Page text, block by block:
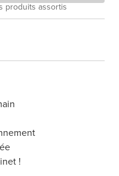
produits assortis
!